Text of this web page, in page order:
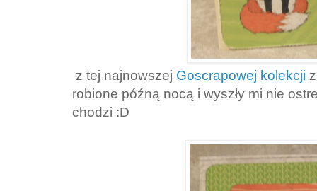
z tej najnowszej Goscrapowej kolekcji
robione późną nocą i wyszły mi nie
chodzi :D